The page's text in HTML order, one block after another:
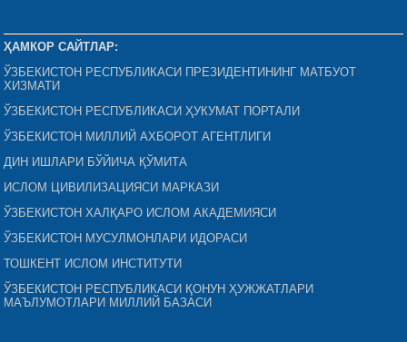
ҲАМКОР САЙТЛАР:
ЎЗБЕКИСТОН РЕСПУБЛИКАСИ ПРЕЗИДЕНТИНИНГ МАТБУОТ
ХИЗМАТИ
ЎЗБЕКИСТОН РЕСПУБЛИКАСИ ҲУКУМАТ ПОРТАЛИ
ЎЗБЕКИСТОН МИЛЛИЙ АХБОРОТ АГЕНТЛИГИ
ДИН ИШЛАРИ БЎЙИЧА ҚЎМИТА
ИСЛОМ ЦИВИЛИЗАЦИЯСИ МАРКАЗИ
ЎЗБЕКИСТОН ХАЛҚАРО ИСЛОМ АКАДЕМИЯСИ
ЎЗБЕКИСТОН МУСУЛМОНЛАРИ ИДОРАСИ
ТОШКЕНТ ИСЛОМ ИНСТИТУТИ
ЎЗБЕКИСТОН РЕСПУБЛИКАСИ ҚОНУН ҲУЖЖАТЛАРИ
МАЪЛУМОТЛАРИ МИЛЛИЙ БАЗАСИ